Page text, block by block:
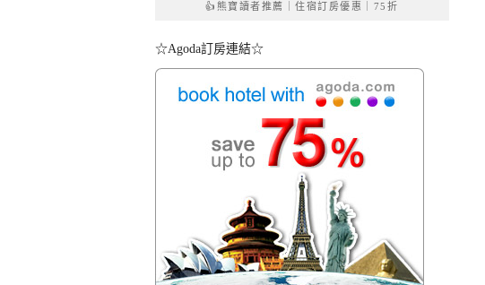
👍熊寶讀者推薦｜住宿訂房優惠｜75折
☆Agoda訂房連結☆